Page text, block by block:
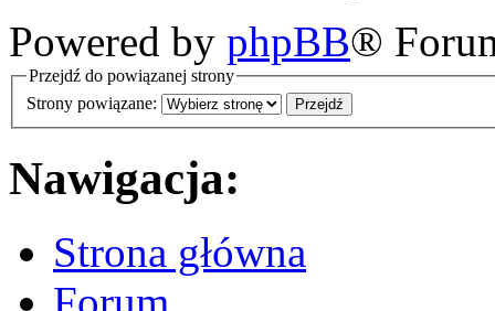
Powered by phpBB®
Przejdź do powiązanej strony
Strony powiązane:
Nawigacja:
Strona główna
Forum